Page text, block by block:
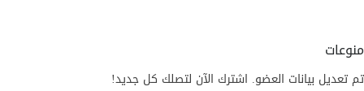
منوعات
تم تعديل بيانات العضو. اشترك الآن لتصلك كل جديد!